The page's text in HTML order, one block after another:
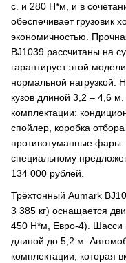
с. и 280 Н*м, и в
обеспечивает грузовик
экономичностью.
BJ1039 рассчитаны на
гарантирует этой
нормальной нагрузкой.
кузов длиной 3,2 – 4,6
комплектации:
спойлер, коробка
противотуманные
специальному
134 000 рублей.
Трёхтонный Aumark
3 385 кг) оснащается
450 Н*м, Евро-4). Шасси
длиной до 5,2 м.
комплектации, которая